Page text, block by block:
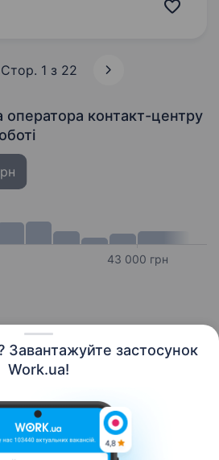
Завантажуйте застосунок
Work.ua!
зв’язку з масштабуванням
Стор. 1 з 22
оператора контакт-центру
43 000 грн